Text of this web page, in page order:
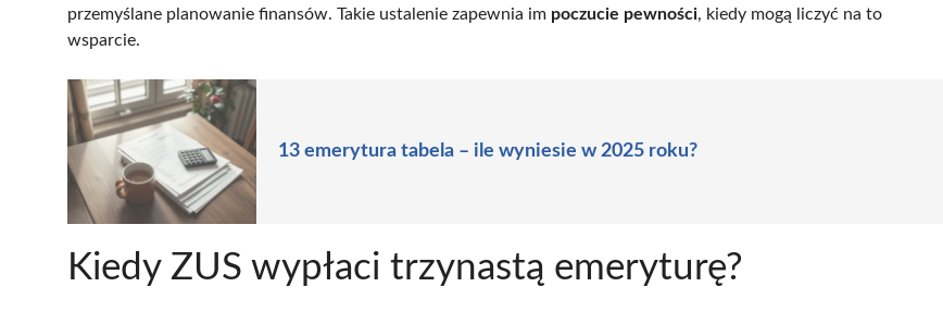
przemyślane planowanie finansów. Takie ustalenie zapewnia im poczucie pewności, kiedy mogą liczyć na to
wsparcie.
13 emerytura tabela – ile wyniesie w 2025 roku?
Kiedy ZUS wypłaci trzynastą emeryturę?